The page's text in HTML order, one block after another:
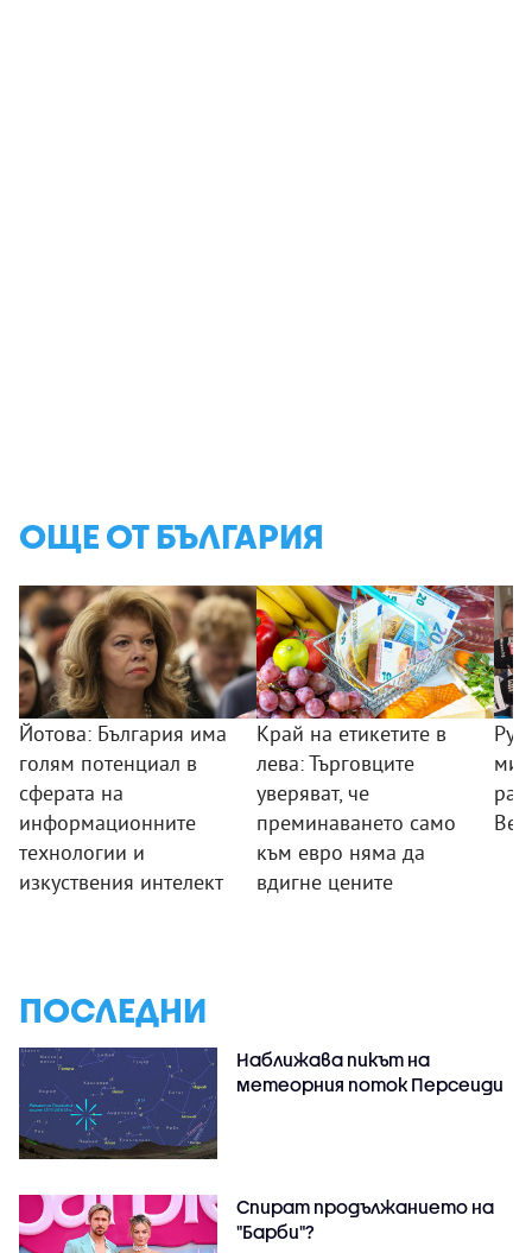
ОЩЕ ОТ БЪЛГАРИЯ
Йотова: България има
голям потенциал в
сферата на
информационните
технологии и
изкуствения интелект
Край на етикетите в
лева: Търговците
уверяват, че
преминаването само
към евро няма да
вдигне цените
ПОСЛЕДНИ
Наближава пикът на
метеорния поток Персеиди
Спират продължанието на
"Барби"?